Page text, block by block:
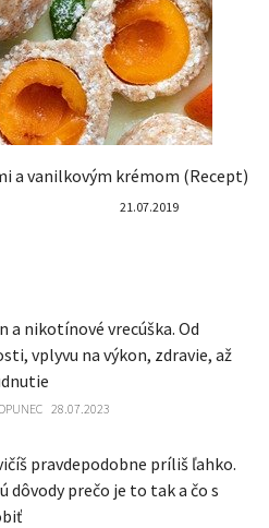
a vanilkovým krémom (Recept)
21.07.2019
a nikotínové vrecúška. Od
vplyvu na výkon, zdravie, až
28.07.2023
pravdepodobne príliš ľahko.
dôvody prečo je to tak a čo s